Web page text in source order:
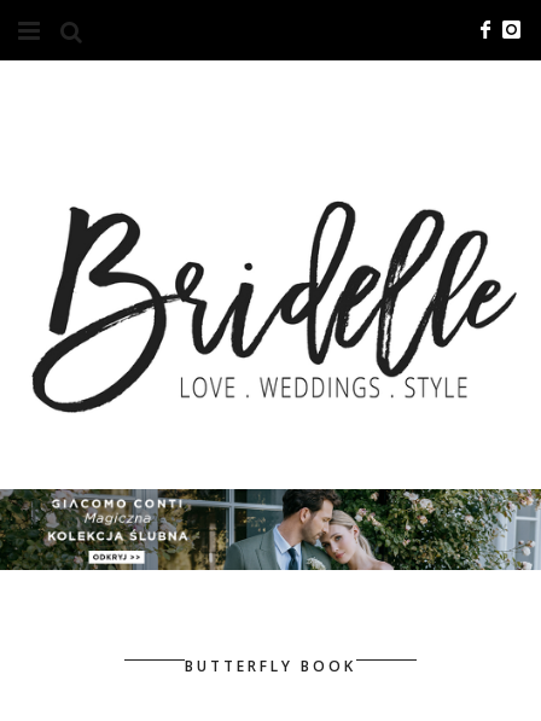
O NAS
KONTAKT
REKLAMA
ADVERTISING
ZGŁOSZENIA
BUTTERFLY BOOK